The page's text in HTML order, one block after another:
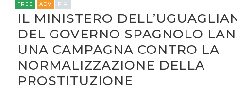
FREE ADV P.A.
IL MINISTERO
DEL GOVERNO SPAGNOLO
UNA CAMPAGNA CONTRO LA
NORMALIZZAZIONE DELLA
PROSTITUZIONE